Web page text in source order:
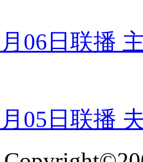
06日联播
05日联播